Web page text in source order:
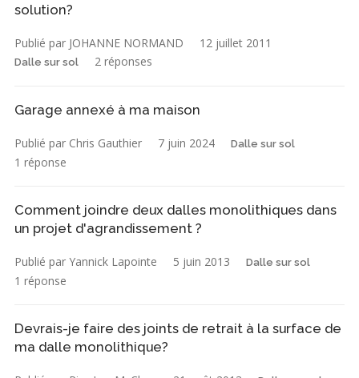
solution?
Publié par JOHANNE NORMAND 12 juillet 2011
Dalle sur sol 2 réponses
Garage annexé à ma maison
Publié par Chris Gauthier 7 juin 2024 Dalle sur sol
1 réponse
Comment joindre deux dalles monolithiques dans
un projet d'agrandissement ?
Publié par Yannick Lapointe 5 juin 2013 Dalle sur sol
1 réponse
Devrais-je faire des joints de retrait à la surface de
ma dalle monolithique?